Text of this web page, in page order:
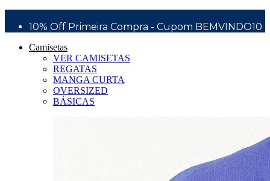
10% Off Primeira Compra - Cupom BEMVINDO10
Camisetas
VER CAMISETAS
REGATAS
MANGA CURTA
OVERSIZED
BÁSICAS